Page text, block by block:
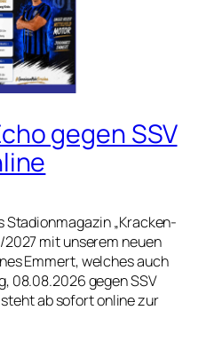
gegen SSV
Stadionmagazin „Kracken-
2027 mit unserem neuen
Emmert, welches auch
08.08.2026 gegen SSV
ab sofort online zur